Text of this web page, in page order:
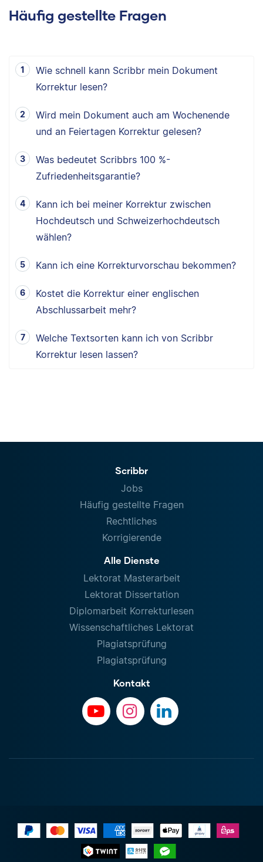
Häufig gestellte Fragen
Wie schnell kann Scribbr mein Dokument
Korrektur lesen?
Wird mein Dokument auch am Wochenende
und an Feiertagen Korrektur gelesen?
Was bedeutet Scribbrs 100 %-
Zufriedenheitsgarantie?
Kann ich bei meiner Korrektur zwischen
Hochdeutsch und Schweizerhochdeutsch
wählen?
Kann ich eine Korrekturvorschau bekommen?
Kostet die Korrektur einer englischen
Abschlussarbeit mehr?
Welche Textsorten kann ich von Scribbr
Korrektur lesen lassen?
Scribbr
Jobs
Häufig gestellte Fragen
Rechtliches
Korrigierende
Alle Dienste
Lektorat Masterarbeit
Lektorat Dissertation
Diplomarbeit Korrekturlesen
Wissenschaftliches Lektorat
Plagiatsprüfung
Plagiatsprüfung
Kontakt